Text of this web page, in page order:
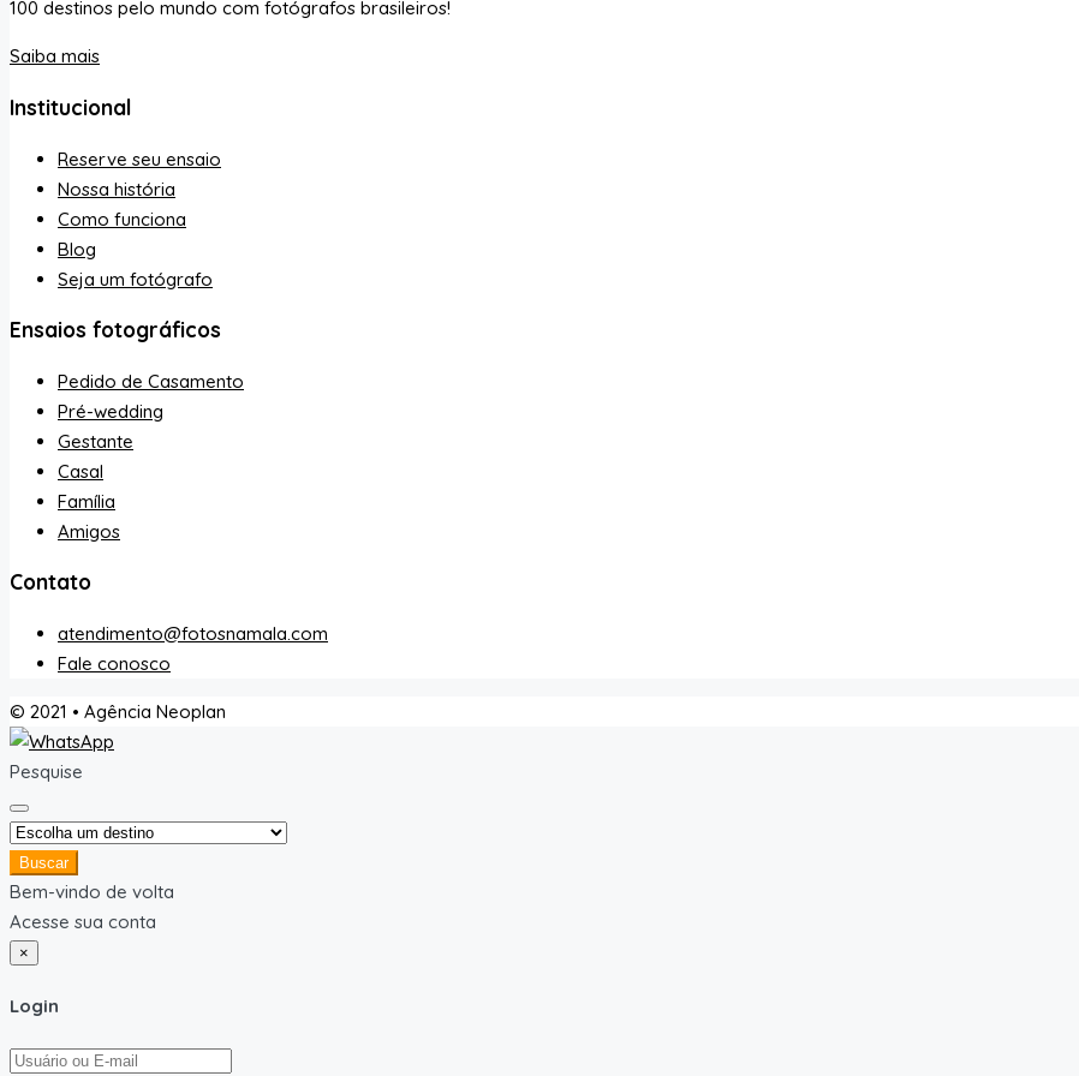
100 destinos pelo mundo com fotógrafos brasileiros!
Saiba mais
Institucional
Reserve seu ensaio
Nossa história
Como funciona
Blog
Seja um fotógrafo
Ensaios fotográficos
Pedido de Casamento
Pré-wedding
Gestante
Casal
Família
Amigos
Contato
atendimento@fotosnamala.com
Fale conosco
© 2021 • Agência Neoplan
Pesquise
Buscar
Bem-vindo de volta
Acesse sua conta
×
Login